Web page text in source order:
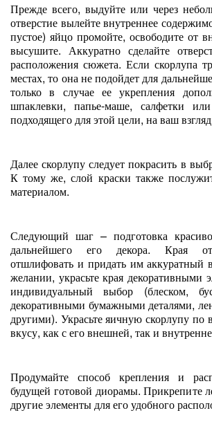
Прежде всего, выдуйте или через
отверстие вылейте внутреннее
пустое) яйцо промойте, освободите от
высушите. Аккуратно сделайте
расположения сюжета. Если скорлупа
местах, то она не подойдет для
только в случае ее укрепления
шпаклевки, папье-маше, салфетки
подходящего для этой цели, на ваш
Далее скорлупу следует покрасить в
К тому же, слой краски также
материалом.
Следующий шаг – подготовка
дальнейшего его декора. Края
отшлифовать и придать им
желании, украсьте края декоративными
индивидуальный выбор (блеском,
декоративными бумажными деталями,
другими). Украсьте яичную скорлупу
вкусу, как с его внешней, так и
Продумайте способ крепления и
будущей готовой диорамы. Прикрепите
другие элементы для его удобного